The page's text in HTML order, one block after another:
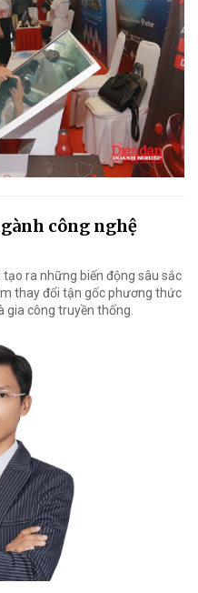
công nghệ
ra những biến động sâu sắc
thay đổi tận gốc phương thức
gia công truyền thống.